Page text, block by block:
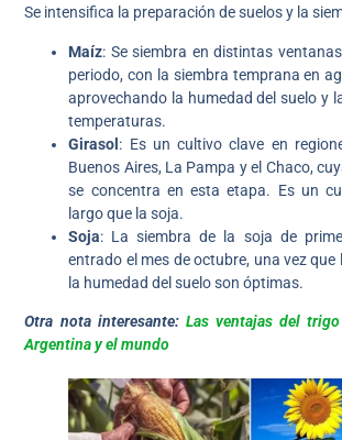
Se intensifica la preparación de suelos y la
Maíz: Se siembra en distintas
periodo, con la siembra temprana en
aprovechando la humedad del suelo y
temperaturas.
Girasol : Es un cultivo clave en
Buenos Aires, La Pampa y el Chaco,
se concentra en esta etapa. Es un
largo que la soja.
Soja: La siembra de la soja de
entrado el mes de octubre, una vez
la humedad del suelo son óptimas.
Otra nota interesante: Las ventajas del
Argentina y el mundo